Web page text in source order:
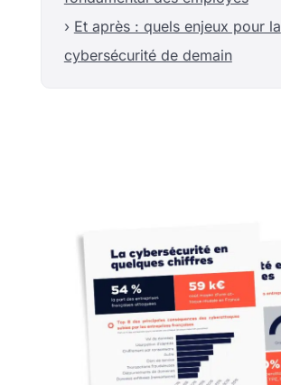
› Et après : quels enjeux pour la
cybersécurité de demain